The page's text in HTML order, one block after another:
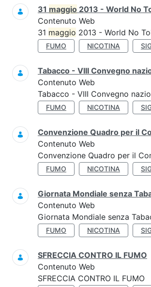
31 maggio 2013 - World No
Contenuto Web
31 maggio 2013 - World No
FUMO NICOTINA
Tabacco - VIII Convegno
Contenuto Web
Tabacco - VIII Convegno
FUMO NICOTINA
Convenzione Quadro per il
Contenuto Web
Convenzione Quadro per il
FUMO NICOTINA
Giornata Mondiale senza
Contenuto Web
Giornata Mondiale senza
FUMO NICOTINA
SFRECCIA CONTRO IL FUMO
Contenuto Web
SFRECCIA CONTRO IL FUMO